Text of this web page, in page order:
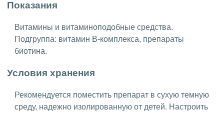
Показания
Витамины и витаминоподобные средства.
Подгруппа: витамин B-комплекса, препараты
биотина.
Условия хранения
Рекомендуется поместить препарат в сухую темную
среду, надежно изолированную от детей. Настроить